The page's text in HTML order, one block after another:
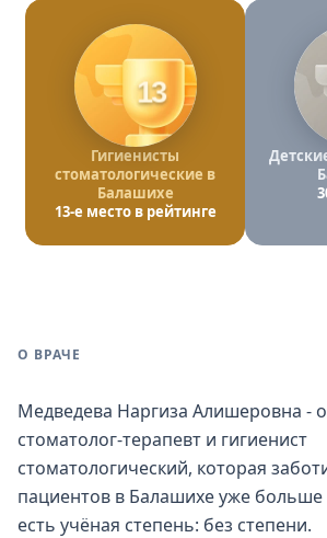
13
Гигиенисты
стоматологические в
Балашихе
13-е место в рейтинге
О ВРАЧЕ
Медведева Наргиза Алишеровна -
стоматолог-терапевт и гигиенист
стоматологический, которая
пациентов в Балашихе уже больше
есть учёная степень: без степени.